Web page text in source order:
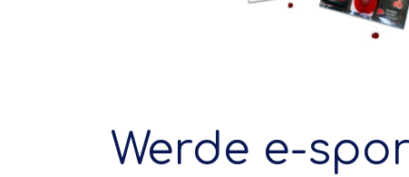
Werde e-